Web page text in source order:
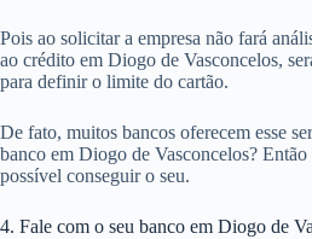
Pois ao solicitar a empresa não fará
ao crédito em Diogo de Vasconcelos,
para definir o limite do cartão.
De fato, muitos bancos oferecem esse
banco em Diogo de Vasconcelos? Então
possível conseguir o seu.
4. Fale com o seu banco em Diogo de